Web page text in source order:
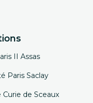
II Assas
Paris Saclay
Curie de Sceaux